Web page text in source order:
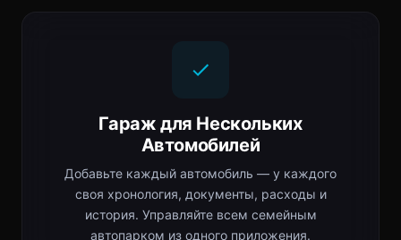
Гараж для Нескольких
Автомобилей
Добавьте каждый автомобиль — у каждого
своя хронология, документы, расходы и
история. Управляйте всем семейным
автопарком из одного приложения.